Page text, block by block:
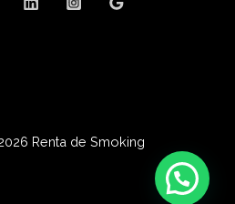
Renta de Smoking